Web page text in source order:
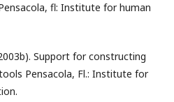
fl: Institute for human
Support for constructing
Pensacola, Fl.: Institute for